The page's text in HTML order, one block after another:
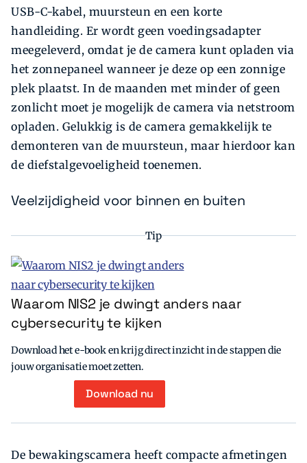
USB-C-kabel, muursteun en een korte
handleiding. Er wordt geen voedingsadapter
meegeleverd, omdat je de camera kunt opladen via
het zonnepaneel wanneer je deze op een zonnige
plek plaatst. In de maanden met minder of geen
zonlicht moet je mogelijk de camera via netstroom
opladen. Gelukkig is de camera gemakkelijk te
demonteren van de muursteun, maar hierdoor kan
de diefstalgevoeligheid toenemen.
Veelzijdigheid voor binnen en buiten
Tip
Waarom NIS2 je dwingt anders naar
cybersecurity te kijken
Download het e-book en krijg direct inzicht in de stappen die
jouw organisatie moet zetten.
Download nu
De bewakingscamera heeft compacte afmetingen